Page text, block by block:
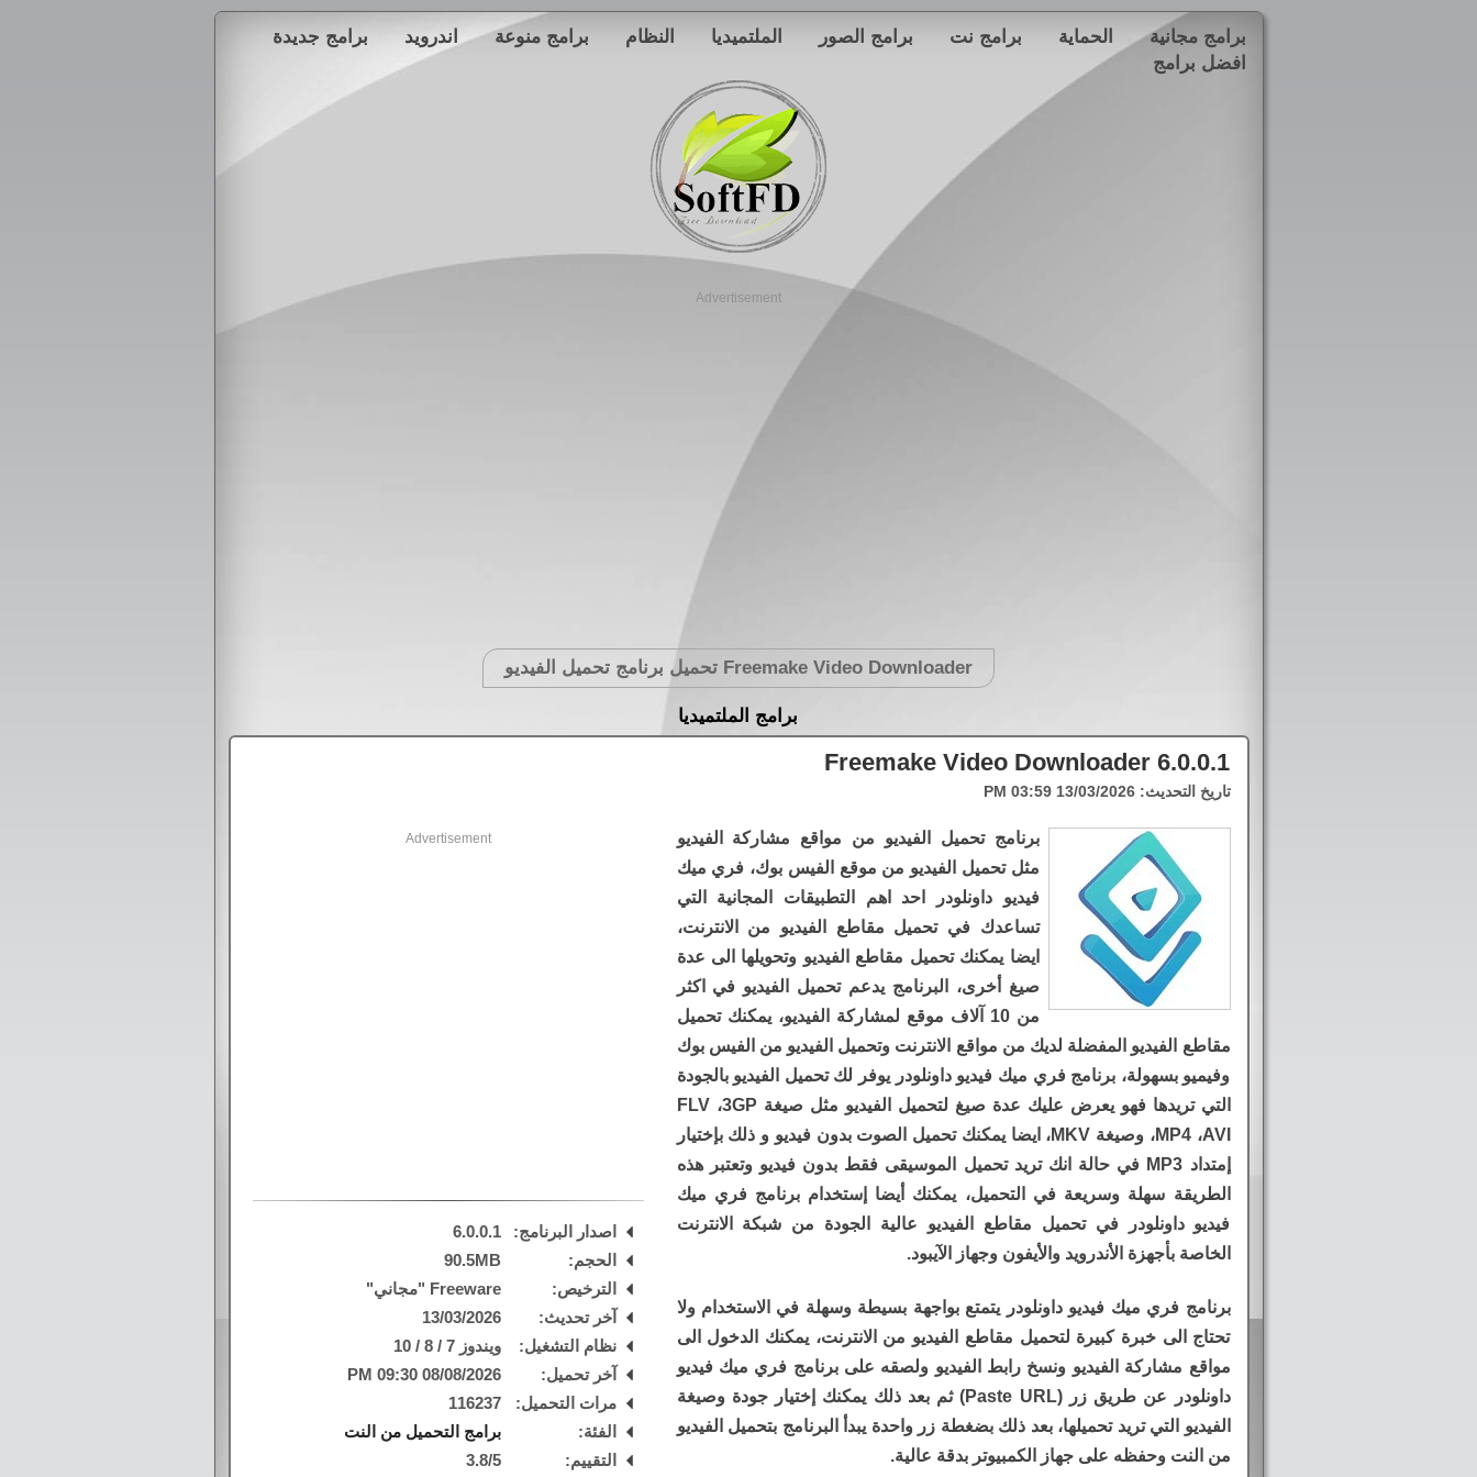
برامج مجانية الحماية برامج نت برامج الصور الملتميديا النظام برامج منوعة اندرويد
برامج جديدة
افضل برامج
Advertisement
Freemake Video Downloader تحميل برنامج تحميل الفيديو
برامج الملتميديا
Freemake Video Downloader 6.0.0.1
تاريخ التحديث:13/03/2026 03:59 PM
برنامج تحميل الفيديو من مواقع مشاركة الفيديو
مثل تحميل الفيديو من موقع الفيس بوك، فري ميك
فيديو داونلودر احد اهم التطبيقات المجانية التي
تساعدك في تحميل مقاطع الفيديو من الانترنت،
ايضا يمكنك تحميل مقاطع الفيديو وتحويلها الى عدة
صيغ أخرى، البرنامج يدعم تحميل الفيديو في اكثر
من 10 آلاف موقع لمشاركة الفيديو، يمكنك تحميل
مقاطع الفيديو المفضلة لديك من مواقع الانترنت وتحميل الفيديو من الفيس بوك
وفيميو بسهولة، برنامج فري ميك فيديو داونلودر يوفر لك تحميل الفيديو بالجودة
التي تريدها فهو يعرض عليك عدة صيغ لتحميل الفيديو مثل صيغة FLV ،3GP
،MP4 ،AVI وصيغة MKV، ايضا يمكنك تحميل الصوت بدون فيديو و ذلك بإختيار
إمتداد MP3 في حالة انك تريد تحميل الموسيقى فقط بدون فيديو وتعتبر هذه
الطريقة سهلة وسريعة في التحميل، يمكنك أيضا إستخدام برنامج فري ميك
فيديو داونلودر في تحميل مقاطع الفيديو عالية الجودة من شبكة الانترنت
الخاصة بأجهزة الأندرويد والأيفون وجهاز الآيبود.
برنامج فري ميك فيديو داونلودر يتمتع بواجهة بسيطة وسهلة في الاستخدام ولا
تحتاج الى خبرة كبيرة لتحميل مقاطع الفيديو من الانترنت، يمكنك الدخول الى
مواقع مشاركة الفيديو ونسخ رابط الفيديو ولصقه على برنامج فري ميك فيديو
داونلودر عن طريق زر (Paste URL) ثم بعد ذلك يمكنك إختيار جودة وصيغة
الفيديو التي تريد تحميلها، بعد ذلك بضغطة زر واحدة يبدأ البرنامج بتحميل الفيديو
من النت وحفظه على جهاز الكمبيوتر بدقة عالية.
Advertisement
اصدار البرنامج:
6.0.0.1
الحجم:
90.5MB
الترخيص:
Freeware "مجاني"
آخر تحديث:
13/03/2026
نظام التشغيل:
ويندوز 7 / 8 / 10
آخر تحميل:
08/08/2026 09:30 PM
مرات التحميل:
116237
الفئة:
برامج التحميل من النت
التقييم:
3.8/5